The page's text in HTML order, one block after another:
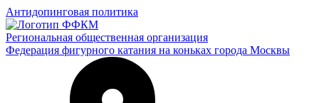
Антидопинговая политика
Региональная общественная организация
Федерация фигурного катания на коньках города Москвы